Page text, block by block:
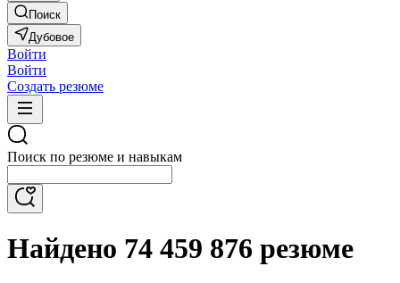
Поиск
Дубовое
Войти
Войти
Создать резюме
Поиск по резюме и навыкам
Найдено 74 459 876 резюме